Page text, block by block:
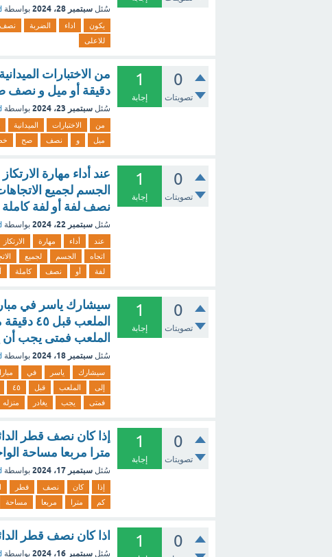
سُئل سبتمبر 28، 2024 بواسطة
يكون اداء الضربة نصف
للاعلى
0
تصويتات
1
إجابة
دقيقة أو ميل و نصف
سُئل سبتمبر 23، 2024 بواسطة
من الاختبارات الميدانية
ميل
و نصف صح
0
تصويتات
1
إجابة
عند أداء مهارة
الجسم لجميع
نصف لفة أو لفة
سُئل سبتمبر 22، 2024 بواسطة
عند أداء مهارة الارتكاز
اتجاه
الجسم لجميع
لفة
أو نصف كاملة
0
تصويتات
1
إجابة
الملعب
الملعب فمتى يجب أن
سُئل سبتمبر 18، 2024 بواسطة
سيشارك ياسر في
إلى
الملعب قبل ٤٥
فمتى
يجب يغادر منزله
0
تصويتات
1
إجابة
مترا مربعا مساحة
سُئل سبتمبر 17، 2024 بواسطة
إذا كان نصف قطر
كم
مترا مربعا مساحة
0
1 اذا كان نصف قطر
سُئل سبتمبر 16، 2024 بواسطة